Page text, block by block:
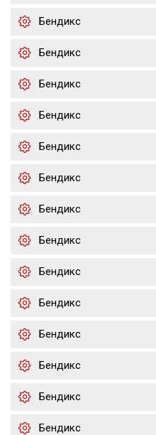
Бендикс
Бендикс
Бендикс
Бендикс
Бендикс
Бендикс
Бендикс
Бендикс
Бендикс
Бендикс
Бендикс
Бендикс
Бендикс
Бендикс